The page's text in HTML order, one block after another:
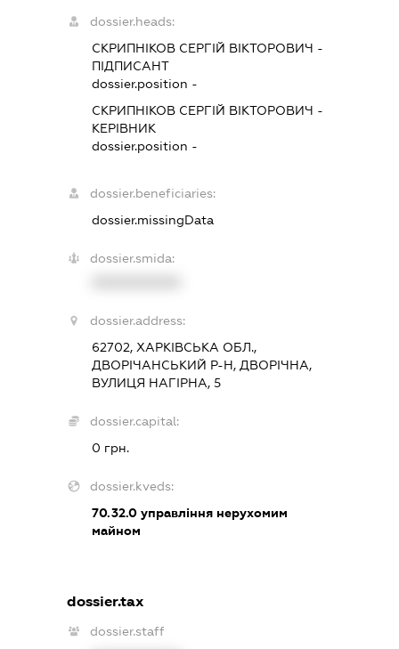
dossier.heads:
СКРИПНІКОВ СЕРГІЙ ВІКТОРОВИЧ -
ПІДПИСАНТ
dossier.position -
СКРИПНІКОВ СЕРГІЙ ВІКТОРОВИЧ -
КЕРІВНИК
dossier.position -
dossier.beneficiaries:
dossier.missingData
dossier.smida:
dossier.address:
62702, ХАРКІВСЬКА ОБЛ.,
ДВОРІЧАНСЬКИЙ Р-Н, ДВОРІЧНА,
ВУЛИЦЯ НАГІРНА, 5
dossier.capital:
0 грн.
dossier.kveds:
70.32.0управління нерухомим
майном
dossier.tax
dossier.staff